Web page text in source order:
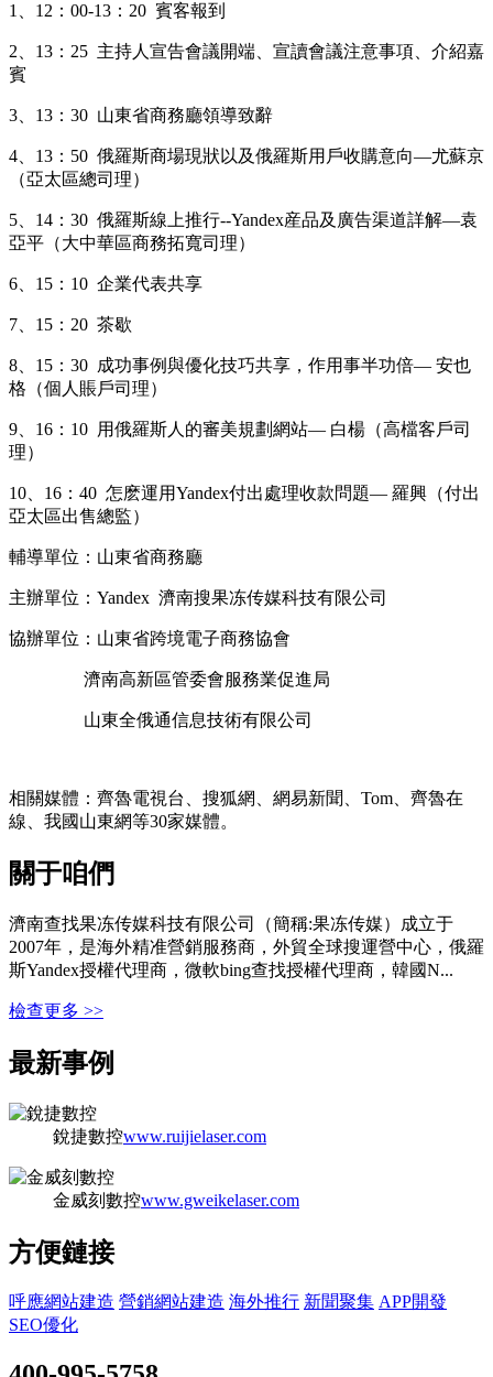
1、12：00-13：20 賓客報到
2、13：25 主持人宣告會議開端、宣讀會議注意事項、介紹嘉
賓
3、13：30 山東省商務廳領導致辭
4、13：50 俄羅斯商場現狀以及俄羅斯用戶收購意向—尤蘇京
（亞太區總司理）
5、14：30 俄羅斯線上推行--Yandex産品及廣告渠道詳解—袁
亞平（大中華區商務拓寬司理）
6、15：10 企業代表共享
7、15：20 茶歇
8、15：30 成功事例與優化技巧共享，作用事半功倍— 安也
格（個人賬戶司理）
9、16：10 用俄羅斯人的審美規劃網站— 白楊（高檔客戶司
理）
10、16：40 怎麽運用Yandex付出處理收款問題— 羅興（付出
亞太區出售總監）
輔導單位：山東省商務廳
主辦單位：Yandex 濟南搜果冻传媒科技有限公司
協辦單位： 山東省跨境電子商務協會
濟南高新區管委會服務業促進局
山東全俄通信息技術有限公司
相關媒體：齊魯電視台、搜狐網、網易新聞、Tom、齊魯在
線、我國山東網等30家媒體。
關于咱們
濟南查找果冻传媒科技有限公司（簡稱:果冻传媒）成立于
2007年，是海外精准營銷服務商，外貿全球搜運營中心，俄羅
斯Yandex授權代理商，微軟bing查找授權代理商，韓國N...
檢查更多 >>
最新事例
銳捷數控www.ruijielaser.com
金威刻數控www.gweikelaser.com
方便鏈接
呼應網站建造 營銷網站建造 海外推行 新聞聚集 APP開發
SEO優化